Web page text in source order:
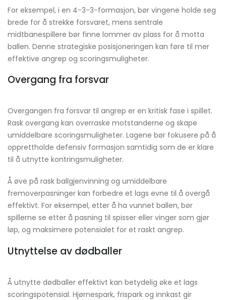
For eksempel, i en 4-3-3-formasjon, bør vingene holde seg
brede for å strekke forsvaret, mens sentrale
midtbanespillere bør finne lommer av plass for å motta
ballen. Denne strategiske posisjoneringen kan føre til mer
effektive angrep og scoringsmuligheter.
Overgang fra forsvar
Overgangen fra forsvar til angrep er en kritisk fase i spillet.
Rask overgang kan overraske motstanderne og skape
umiddelbare scoringsmuligheter. Lagene bør fokusere på å
opprettholde defensiv formasjon samtidig som de er klare
til å utnytte kontringsmuligheter.
Å øve på rask ballgjenvinning og umiddelbare
fremoverpasninger kan forbedre et lags evne til å overgå
effektivt. For eksempel, etter å ha vunnet ballen, bør
spillerne se etter å pasning til spisser eller vinger som gjør
løp, og maksimere potensialet for et raskt angrep.
Utnyttelse av dødballer
Å utnytte dødballer effektivt kan betydelig øke et lags
scoringspotensial. Hjørnespark, frispark og innkast gir